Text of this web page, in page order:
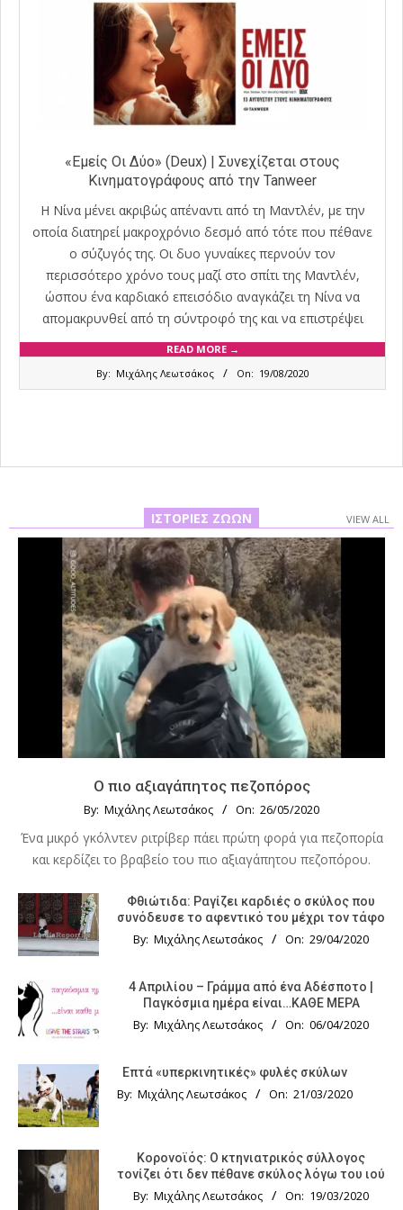
«Εμείς Οι Δύο» (Deux) | Συνεχίζεται στους
Κινηματογράφους από την Tanweer
Η Νίνα μένει ακριβώς απέναντι από τη Μαντλέν, με την
οποία διατηρεί μακροχρόνιο δεσμό από τότε που πέθανε
ο σύζυγός της. Οι δυο γυναίκες περνούν τον
περισσότερο χρόνο τους μαζί στο σπίτι της Μαντλέν,
ώσπου ένα καρδιακό επεισόδιο αναγκάζει τη Νίνα να
απομακρυνθεί από τη σύντροφό της και να επιστρέψει
READ MORE →
By: Μιχάλης Λεωτσάκος On: 19/08/2020
ΙΣΤΟΡΊΕΣ ΖΏΩΝ VIEW ALL
Ο πιο αξιαγάπητος πεζοπόρος
By: Μιχάλης Λεωτσάκος On: 26/05/2020
Ένα μικρό γκόλντεν ριτρίβερ πάει πρώτη φορά για πεζοπορία
και κερδίζει το βραβείο του πιο αξιαγάπητου πεζοπόρου.
Φθιώτιδα: Ραγίζει καρδιές ο σκύλος που
συνόδευσε το αφεντικό του μέχρι τον τάφο
By: Μιχάλης Λεωτσάκος On: 29/04/2020
4 Απριλίου – Γράμμα από ένα Αδέσποτο |
Παγκόσμια ημέρα είναι…ΚΑΘΕ ΜΕΡΑ
By: Μιχάλης Λεωτσάκος On: 06/04/2020
Επτά «υπερκινητικές» φυλές σκύλων
By: Μιχάλης Λεωτσάκος On: 21/03/2020
Κορονοϊός: Ο κτηνιατρικός σύλλογος
τονίζει ότι δεν πέθανε σκύλος λόγω του ιού
By: Μιχάλης Λεωτσάκος On: 19/03/2020